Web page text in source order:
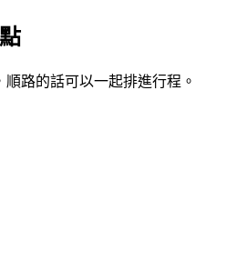
路的話可以一起排進行程。